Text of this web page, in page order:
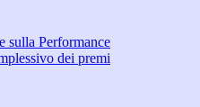
sulla Performance
dei premi